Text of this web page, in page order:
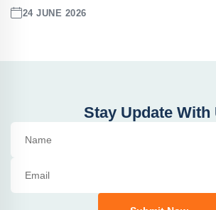
24 JUNE 2026
Stay Update With